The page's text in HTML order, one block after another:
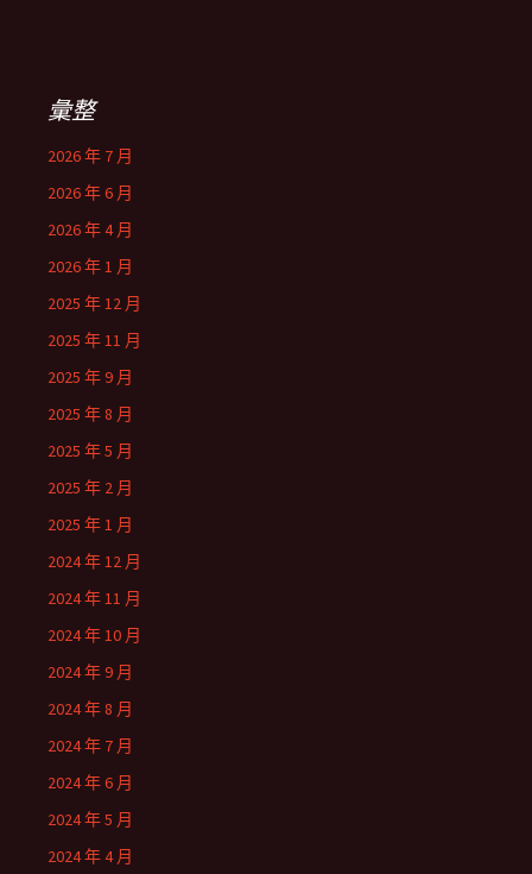
彙整
2026 年 7 月
2026 年 6 月
2026 年 4 月
2026 年 1 月
2025 年 12 月
2025 年 11 月
2025 年 9 月
2025 年 8 月
2025 年 5 月
2025 年 2 月
2025 年 1 月
2024 年 12 月
2024 年 11 月
2024 年 10 月
2024 年 9 月
2024 年 8 月
2024 年 7 月
2024 年 6 月
2024 年 5 月
2024 年 4 月